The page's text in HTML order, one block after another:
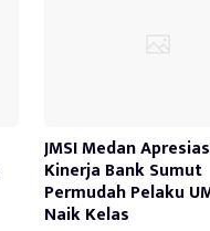
JMSI Medan
Kinerja Bank Sumut
Permudah Pelaku
Naik Kelas